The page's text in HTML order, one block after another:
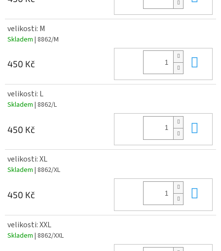
velikosti: M
Skladem | 8862/M
450 Kč
velikosti: L
Skladem | 8862/L
450 Kč
velikosti: XL
Skladem | 8862/XL
450 Kč
velikosti: XXL
Skladem | 8862/XXL